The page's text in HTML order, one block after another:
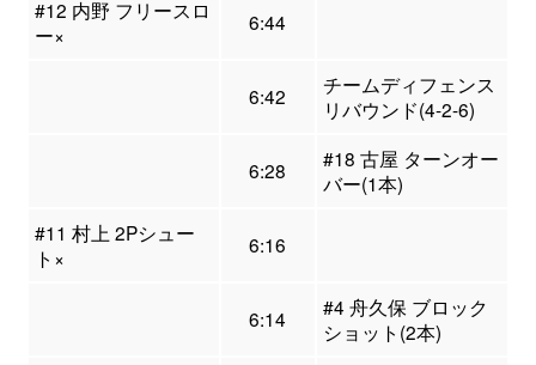
#12 内野 フリースロ
ー×
6:44
6:42
チームディフェンス
リバウンド(4-2-6)
6:28
#18 古屋 ターンオー
バー(1本)
#11 村上 2Pシュー
ト×
6:16
6:14
#4 舟久保 ブロック
ショット(2本)